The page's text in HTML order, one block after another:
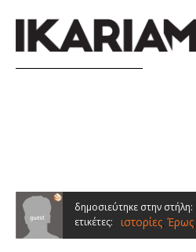
δημοσιεύτηκε στην στήλη:
ετικέτες: ιστορίες, Έρως,